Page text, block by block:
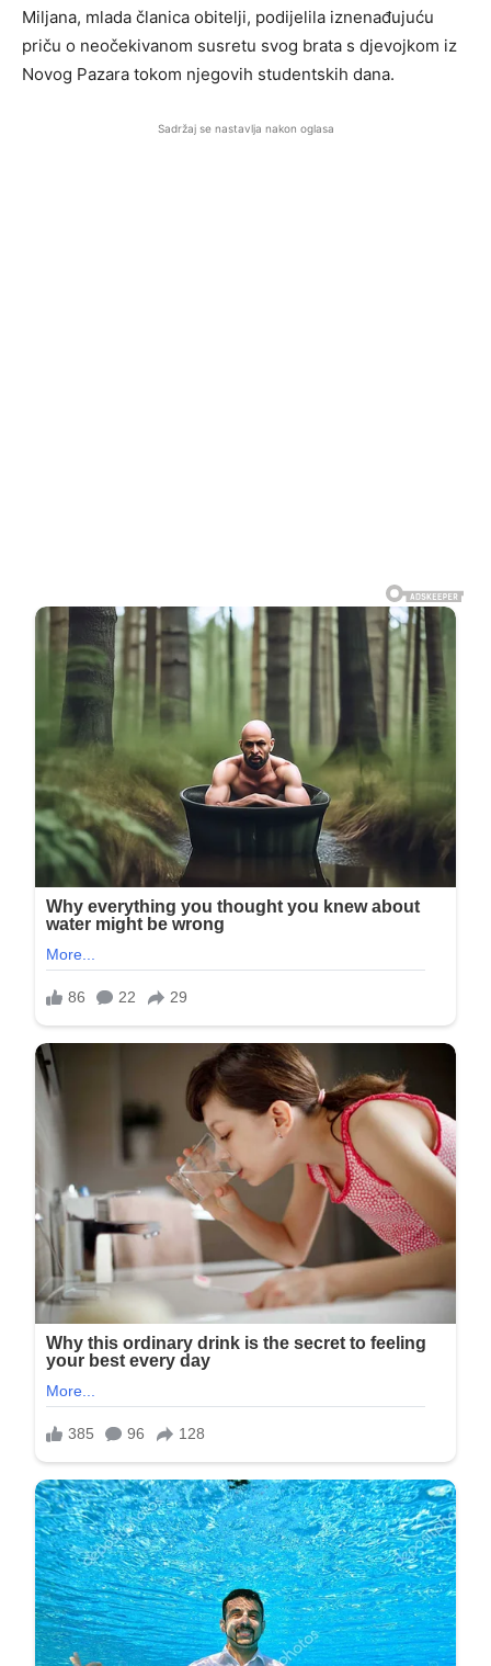
Miljana, mlada članica obitelji, podijelila iznenađujuću
priču o neočekivanom susretu svog brata s djevojkom iz
Novog Pazara tokom njegovih studentskih dana.
Sadržaj se nastavlja nakon oglasa